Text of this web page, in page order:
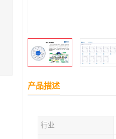
产品描述
行业